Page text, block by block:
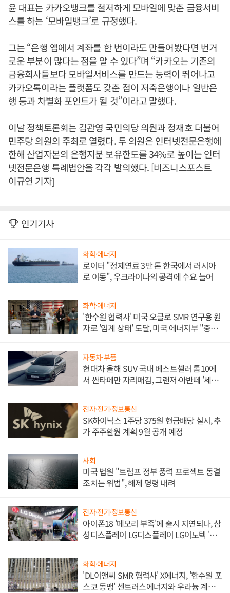
윤 대표는 카카오뱅크를 철저하게 모바일에 맞춘 금융서비
스를 하는 ‘모바일뱅크’로 규정했다.
그는 “은행 앱에서 계좌를 한 번이라도 만들어봤다면 번거
로운 부분이 많다는 점을 알 수 있다”며 “카카오는 기존의
금융회사들보다 모바일서비스를 만드는 능력이 뛰어나고
카카오톡이라는 플랫폼도 갖춘 점이 저축은행이나 일반은
행 등과 차별화 포인트가 될 것”이라고 말했다.
이날 정책토론회는 김관영 국민의당 의원과 정재호 더불어
민주당 의원의 주최로 열렸다. 두 의원은 인터넷전문은행에
한해 산업자본의 은행지분 보유한도를 34%로 높이는 인터
넷전문은행 특례법안을 각각 발의했다. [비즈니스포스트
이규연 기자]
인기기사
화학·에너지
로이터 "정제연료 3만 톤 한국에서 러시아
로 이동", 우크라이나의 공격에 수요 늘어
화학·에너지
'한수원 협력사' 미국 오클로 SMR 연구용 원
자로 '임계 상태' 도달, 미국 에너지부 "중요
자동차·부품
현대차 올해 SUV 국내 베스트셀러 톱10에
서 싼타페만 자리매김, 그랜저·아반떼 '세단
전자·전기·정보통신
SK하이닉스 1주당 375원 현금배당 실시, 추
가 주주환원 계획 9월 공개 예정
사회
미국 법원 "트럼프 정부 풍력 프로젝트 동결
조치는 위법", 해제 명령 내려
전자·전기·정보통신
아이폰18 '메모리 부족'에 출시 지연되나, 삼
성디스플레이 LG디스플레이 LG이노텍 '탈
화학·에너지
'DL이앤씨 SMR 협력사' X에너지, '한수원 포
스코 동맹' 센트러스에너지와 우라늄 계약